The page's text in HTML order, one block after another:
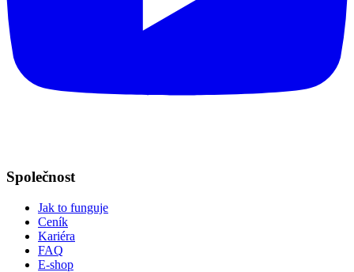
Společnost
Jak to funguje
Ceník
Kariéra
FAQ
E-shop